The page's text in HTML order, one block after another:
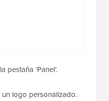
pestaña ‘Panel’.
un logo personalizado.